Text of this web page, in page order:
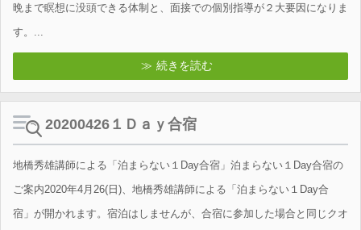
晩まで瞑想に没頭できる体制と、面接での個別指導が２大要因になりま
す。...
続きを読む
20200426１Ｄａｙ合宿
地橋秀雄講師による「泊まらない１Day合宿」泊まらない１Day合宿の
ご案内2020年4月26(日)、地橋秀雄講師による「泊まらない１Day合
宿」が開かれます。宿泊はしませんが、合宿に参加した場合と同じクオ